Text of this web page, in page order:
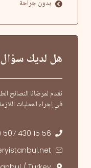
بدون جراحة
هل لديك
نقدم لمرضانا النصائح
في إجراء العمليات
430 15 56